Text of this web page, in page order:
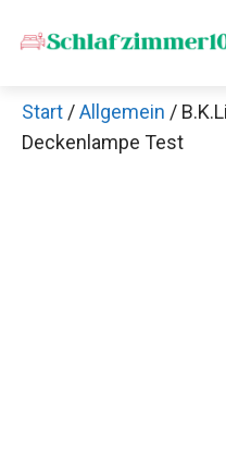
Inhalt
Start /Allgemein /
Deckenlampe Test